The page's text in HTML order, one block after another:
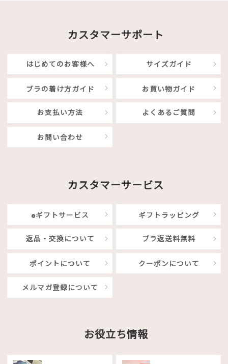
カスタマーサポート
はじめてのお客様へ サイズガイド
ブラの着け方ガイド お買い物ガイド
お支払い方法 よくあるご質問
お問い合わせ
カスタマーサービス
eギフトサービス ギフトラッピング
返品・交換について ブラ返送料無料
ポイントについて クーポンについて
メルマガ登録について
お役立ち情報